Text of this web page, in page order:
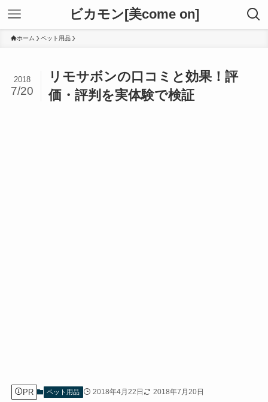
ビカモン[美come on]
ホーム ペット用品
リモサボンの口コミと効果！評
価・評判を実体験で検証
2018
7/20
PR ペット用品 2018年4月22日 2018年7月20日